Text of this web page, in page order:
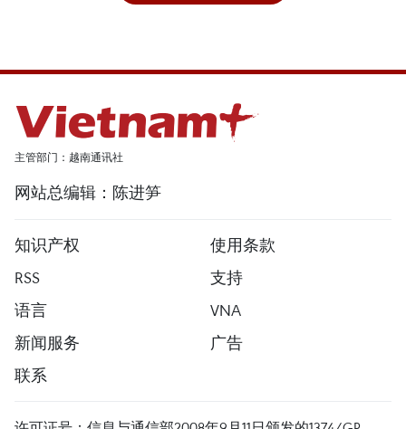
主管部门：越南通讯社
网站总编辑：陈进笋
知识产权
使用条款
RSS
支持
语言
VNA
新闻服务
广告
联系